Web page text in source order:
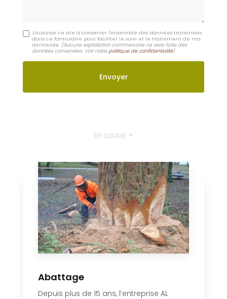
J'autorise ce site à conserver l'ensemble des données transmises
dans ce formulaire pour faciliter le suivi et le traitement de ma
demande. (Aucune exploitation commerciale ne sera faite des
données conservées. Voir notrepolitique de confidentialité)
En savoir +
Abattage
Depuis plus de 15 ans, l’entreprise AL